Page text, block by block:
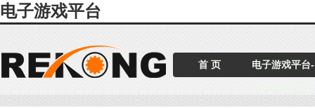
电子游戏平台
首 页 电子游戏平台-